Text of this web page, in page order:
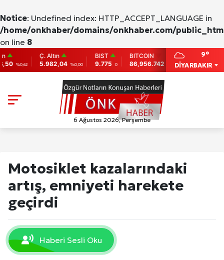
Notice: Undefined index: HTTP_ACCEPT_LANGUAGE in
/home/onkhaber/domains/onkhaber.com/
on line 8
Ç. Altın
5.982,04 %0,00
BIST
9.775
0
BITCOIN
86,956.742 -0.31
ETHEREUM
2,007.26 -0.05
DİYARBAKIR
9°
6 Ağustos 2026, Perşembe
Motosiklet kazalarındaki
artış, emniyeti harekete
geçirdi
Haberi Sesli Oku